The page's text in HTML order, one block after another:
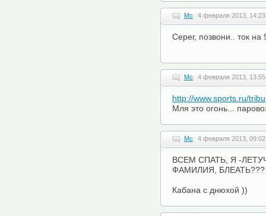
Mc 4 февраля 2013, 14:23
Серег, позвони.. ток на
Mc 4 февраля 2013, 13:55
http://www.sports.ru/
Мля это огонь...
Mc 4 февраля 2013, 09:02
ВСЕМ СПАТЬ, Я -
ФАМИЛИЯ, БЛЕАТЬ???
Кабана с днюхой ))